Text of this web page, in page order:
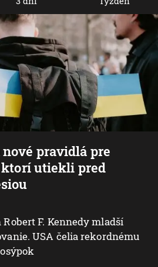
nové pravidlá pre
utiekli pred
F. Kennedy mladší
USA čelia rekordnému